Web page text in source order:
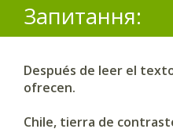
Запитання:
Después de leer el
ofrecen.
Chile, tierra de